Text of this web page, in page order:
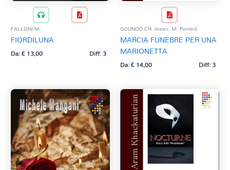
FALLONI M.
FIORDILUNA
Da:€13,00 Diff: 3
GOUNOD CH. (trascr. M. Pontini)
MARCIA FUNEBRE PER UNA
MARIONETTA
Da:€14,00 Diff: 3